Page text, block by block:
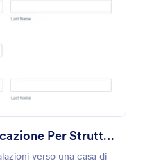
Modulo Di Comunicazione Per Strutture Residenziali Per Anziani
verso una casa di